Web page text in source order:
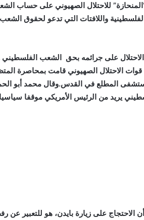
للاحتلال الصهيوني على حساب
واللافتات التي تدعو لحقوق
على جرائمه بحق الشعب
الاحتلال الصهيوني قامت بمحاصرة
مستشفى المطلع في القدس.وقال محمد أبو
يريد من الرئيس الأمريكي موقفا سياسيا
الاحتجاج على زيارة بايدن، هو للتعبير